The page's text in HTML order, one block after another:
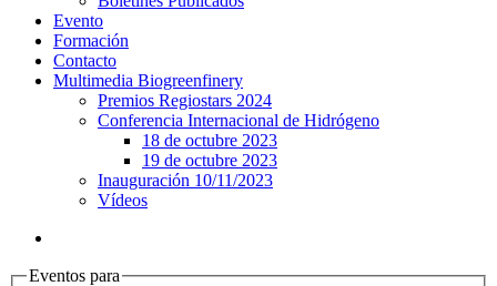
Evento
Formación
Contacto
Multimedia Biogreenfinery
Premios Regiostars 2024
Conferencia Internacional de Hidrógeno
18 de octubre 2023
19 de octubre 2023
Inauguración 10/11/2023
Vídeos
Eventos para